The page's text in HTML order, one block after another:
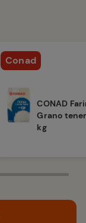
Conad
CONAD
Grano
kg